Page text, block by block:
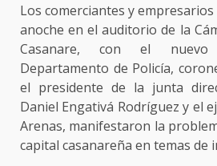
Los comerciantes y
anoche en el auditorio de la
Casanare, con el nuevo
Departamento de Policía,
el presidente de la junta
Daniel Engativá Rodríguez y el
Arenas, manifestaron la
capital casanareña en temas de